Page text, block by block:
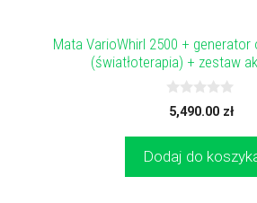
Mata VarioWhirl 2500 + generator
(światłoterapia) + zestaw
0
z5,490.00 zł
Dodaj do